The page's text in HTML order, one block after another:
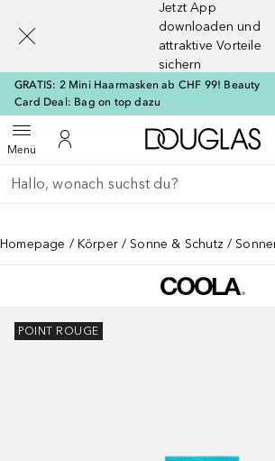
Jetzt App
downloaden und
attraktive Vorteile
sichern
GRATIS: 2 Mini Haarmasken ab CHF 99! Beauty
Card Deal: Bag on top dazu
MenüMenü öffnenZu Meinem Kundenkonto
Gehe zurück
Suche ausführen
Homepage Körper Sonne & Schutz
POINT ROUGE
[navigation.slideout.screenreader]